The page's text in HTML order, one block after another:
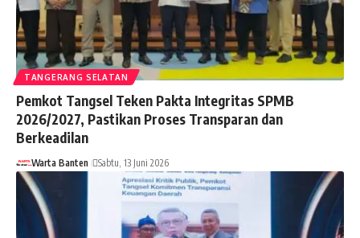
TANGERANG SELATAN
Pemkot Tangsel Teken Pakta Integritas SPMB
2026/2027, Pastikan Proses Transparan dan
Berkeadilan
Warta Banten Sabtu, 13 Juni 2026